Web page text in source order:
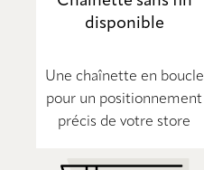
disponible
Une chaînette en boucle
pour un positionnement
précis de votre store